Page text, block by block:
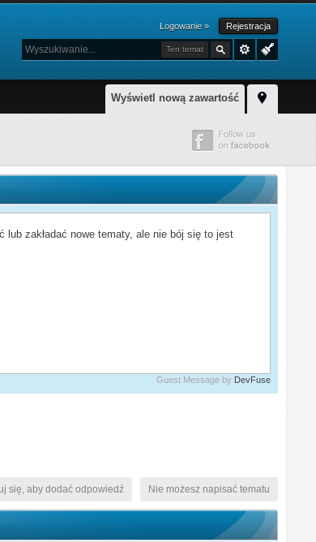
Logowanie » Rejestracja
Ten temat
Wyświetl nową zawartość
zakładać nowe tematy, ale nie bój się to jest
Guest Message by DevFuse
Nie możesz napisać tematu
się, aby dodać odpowiedź